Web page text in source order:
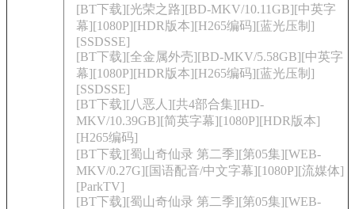
[BT下载][光荣之路][BD-MKV/10.11GB][中英字
幕][1080P][HDR版本][H265编码][蓝光压制]
[SSDSSE]
[BT下载][全金属外壳][BD-MKV/5.58GB][中英字
幕][1080P][HDR版本][H265编码][蓝光压制]
[SSDSSE]
[BT下载][八恶人][共4部合集][HD-
MKV/10.39GB][简英字幕][1080P][HDR版本]
[H265编码]
[BT下载][蜀山奇仙录 第二季][第05集][WEB-
MKV/0.27G][国语配音/中文字幕][1080P][流媒体]
[ParkTV]
[BT下载][蜀山奇仙录 第二季][第05集][WEB-